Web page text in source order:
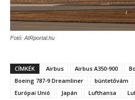
Fotó: AIRportal.hu
CÍMKÉK Airbus Airbus A350-900
Boeing 787-9 Dreamliner
büntetővám
Európai Unió
Japán Lufthansa